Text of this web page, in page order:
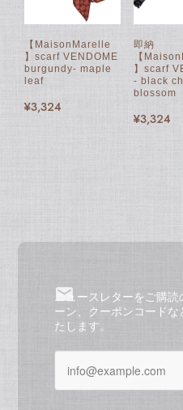
【MaisonMarelle
】scarf VENDOME
burgundy- maple
leaf
¥3,324
即納
【
】scarf
- black
blossom
¥3,324
ニュースレターをご購
ーン、クーポンコード
たします。